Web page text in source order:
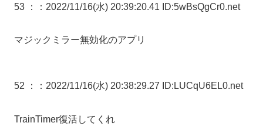
53 ： ：2022/11/16(水) 20:39:20.41 ID:5wBsQgCr0.net
マジックミラー無効化のアプリ
52 ： ：2022/11/16(水) 20:38:29.27 ID:LUCqU6EL0.net
TrainTimer復活してくれ